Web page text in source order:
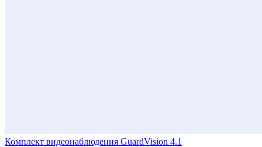
Комплект видеонаблюдения GuardVision 4.1